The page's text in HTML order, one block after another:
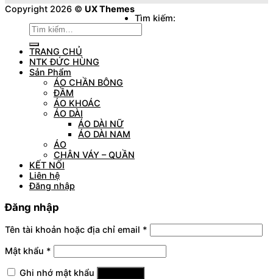
Copyright 2026 © UX Themes
Tìm kiếm:
TRANG CHỦ
NTK ĐỨC HÙNG
Sản Phẩm
ÁO CHẦN BÔNG
ĐẦM
ÁO KHOÁC
ÁO DÀI
ÁO DÀI NỮ
ÁO DÀI NAM
ÁO
CHÂN VÁY – QUẦN
KẾT NỐI
Liên hệ
Đăng nhập
Đăng nhập
Tên tài khoản hoặc địa chỉ email *
Mật khẩu *
Ghi nhớ mật khẩu